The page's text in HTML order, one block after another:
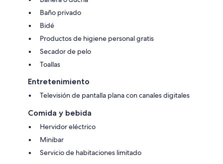
Baño privado
Bidé
Productos de higiene personal gratis
Secador de pelo
Toallas
Entretenimiento
Televisión de pantalla plana con canales digitales
Comida y bebida
Hervidor eléctrico
Minibar
Servicio de habitaciones limitado